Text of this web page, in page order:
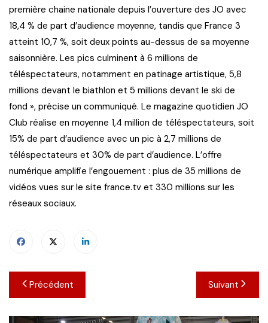
première chaine nationale depuis l’ouverture des JO avec
18,4 % de part d’audience moyenne, tandis que France 3
atteint 10,7 %, soit deux points au-dessus de sa moyenne
saisonnière. Les pics culminent à 6 millions de
téléspectateurs, notamment en patinage artistique, 5,8
millions devant le biathlon et 5 millions devant le ski de
fond », précise un communiqué. Le magazine quotidien JO
Club réalise en moyenne 1,4 million de téléspectateurs, soit
15% de part d’audience avec un pic à 2,7 millions de
téléspectateurs et 30% de part d’audience. L’offre
numérique amplifie l’engouement : plus de 35 millions de
vidéos vues sur le site france.tv et 330 millions sur les
réseaux sociaux.
Navigation
de
Précédent Suivant